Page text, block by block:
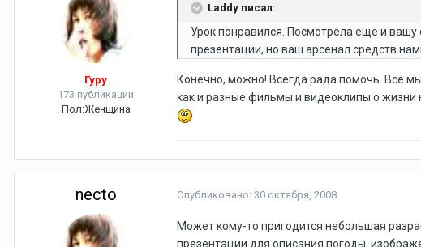
Гуру
173 публикации
Пол:Женщина
Laddy писал:
Урок понравился. Посмотрела еще и
презентации, но ваш арсенал средств
Конечно, можно! Всегда рада помочь. Все
как и разные фильмы и видеоклипы о жизни
necto Опубликовано: 30 октября, 2008
Может кому-то пригодится небольшая
презентации для описания погоды,